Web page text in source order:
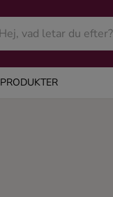
PRODUKTER